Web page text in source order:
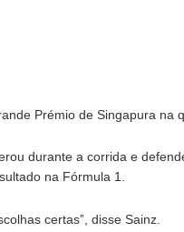
Prémio de Singapura na
durante a corrida e
na Fórmula 1.
certas”, disse Sainz.